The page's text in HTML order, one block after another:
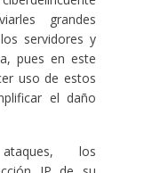
grandes
servidores y
pues en este
uso de estos
el daño
los